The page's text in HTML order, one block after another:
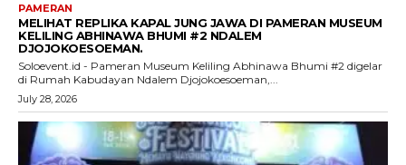
PAMERAN
MELIHAT REPLIKA KAPAL JUNG JAWA DI PAMERAN MUSEUM
KELILING ABHINAWA BHUMI #2 NDALEM
DJOJOKOESOEMAN.
Soloevent.id - Pameran Museum Keliling Abhinawa Bhumi #2 digelar
di Rumah Kabudayan Ndalem Djojokoesoeman,...
July 28, 2026